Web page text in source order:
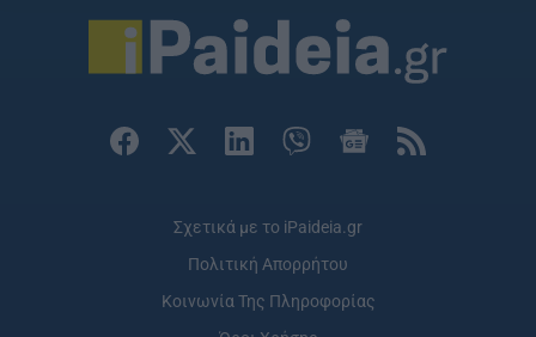
Σχετικά με το iPaideia.gr
Πολιτική Απορρήτου
Κοινωνία Της Πληροφορίας